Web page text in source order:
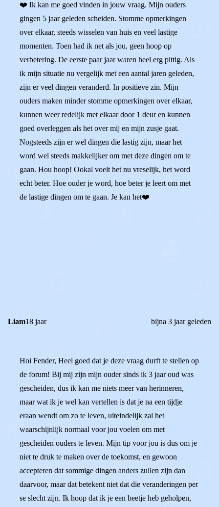
❤️ Ik kan me goed vinden in jouw vraag. Mijn ouders
gingen 5 jaar geleden scheiden. Stomme opmerkingen
over elkaar, steeds wisselen van huis en veel lastige
momenten. Toen had ik net als jou, geen hoop op
verbetering. De eerste paar jaar waren heel erg pittig. Als
ik mijn situatie nu vergelijk met een aantal jaren geleden,
zijn er veel dingen veranderd. In positieve zin. Mijn
ouders maken minder stomme opmerkingen over elkaar,
kunnen weer redelijk met elkaar door 1 deur en kunnen
goed overleggen als het over mij en mijn zusje gaat.
Nogsteeds zijn er wel dingen die lastig zijn, maar het
word wel steeds makkelijker om met deze dingen om te
gaan. Hou hoop! Ookal voelt het nu vreselijk, het word
echt beter. Hoe ouder je word, hoe beter je leert om met
de lastige dingen om te gaan. Je kan het❤️
Liam18 jaar bijna 3 jaar geleden
Hoi Fender, Heel goed dat je deze vraag durft te stellen op
de forum! Bij mij zijn mijn ouder sinds ik 3 jaar oud was
gescheiden, dus ik kan me niets meer van herinneren,
maar wat ik je wel kan vertellen is dat je na een tijdje
eraan wendt om zo te leven, uiteindelijk zal het
waarschijnlijk normaal voor jou voelen om met
gescheiden ouders te leven. Mijn tip voor jou is dus om je
niet te druk te maken over de toekomst, en gewoon
accepteren dat sommige dingen anders zullen zijn dan
daarvoor, maar dat betekent niet dat die veranderingen per
se slecht zijn. Ik hoop dat ik je een beetje heb geholpen,